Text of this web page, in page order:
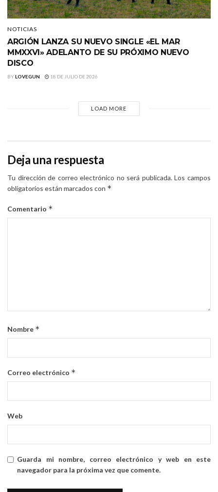
NOTICIAS
ARGIÓN LANZA SU NUEVO SINGLE «EL MAR
MMXXVI» ADELANTO DE SU PRÓXIMO NUEVO
DISCO
BYLOVEGUN 18 DE JULIO DE 2026
LOAD MORE
Deja una respuesta
Tu dirección de correo electrónico no será publicada. Los campos
obligatorios están marcados con *
Comentario *
Nombre *
Correo electrónico *
Web
Guarda mi nombre, correo electrónico y web en este
navegador para la próxima vez que comente.